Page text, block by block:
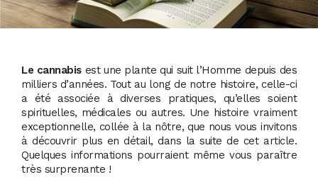
Le cannabisest une plante qui suit l’Homme depuis des
milliers d’années. Tout au long de notre histoire, celle-ci
a été associée à diverses pratiques, qu’elles soient
spirituelles, médicales ou autres. Une histoire vraiment
exceptionnelle, collée à la nôtre, que nous vous invitons
à découvrir plus en détail, dans la suite de cet article.
Quelques informations pourraient même vous paraître
très surprenante !